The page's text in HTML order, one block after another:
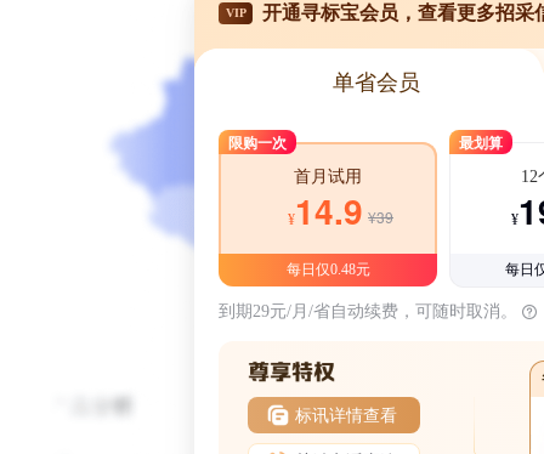
VIP 开通寻标宝会员，查看更多招采
单省会员
限购一次
首月试用
¥14.9 ¥39
每日仅0.48元
最划算
12
¥
每日
到期29元/月/省自动续费，可随时取消。
标讯详情查看